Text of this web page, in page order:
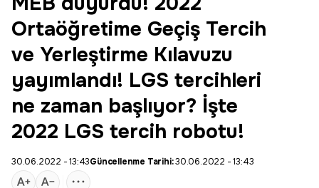
Ortaöğretime Geçiş Tercih
ve Yerleştirme Kılavuzu
yayımlandı! LGS tercihleri
ne zaman başlıyor? İşte
2022 LGS tercih robotu!
30.06.2022 - 13:43Güncellenme Tarihi:30.06.2022 - 13:43